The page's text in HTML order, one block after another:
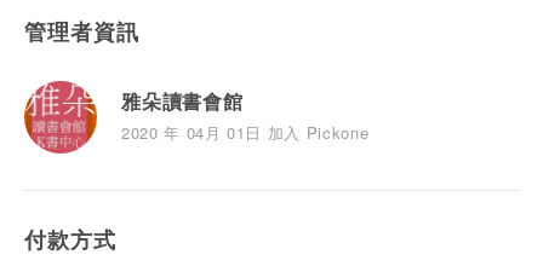
管理者資訊
雅朵讀書會館
2020 年 04月 01日 加入 Pickone
付款方式